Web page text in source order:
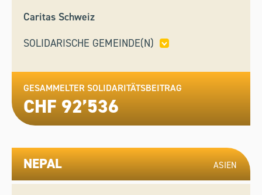
Caritas Schweiz
SOLIDARISCHE GEMEINDE(N)
GESAMMELTER SOLIDARITÄTSBEITRAG
CHF 92’536
NEPAL ASIEN